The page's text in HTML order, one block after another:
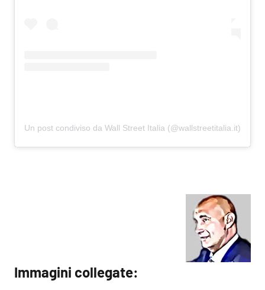
Un post condiviso da Wall Street Italia (@wallstreetitalia.it)
Immagini collegate: